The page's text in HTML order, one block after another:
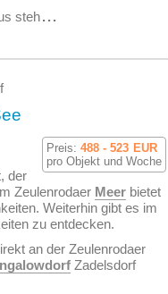
steh...
Preis: 488 - 523 EUR
pro Objekt und Woche
der
Zeulenrodaer Meer bietet
Weiterhin gibt es im
zu entdecken.
an der Zeulenrodaer
Zadelsdorf